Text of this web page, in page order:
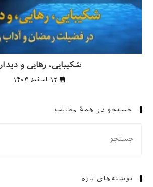
شکیبایی، رهایی و دیدار
۱۲ اسفند ۱۴۰۳
جستجو در همهٔ مطالب
نوشته‌های تازه